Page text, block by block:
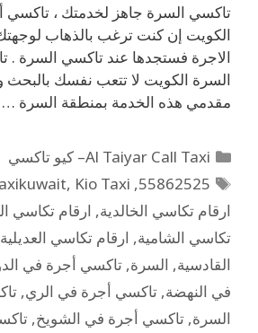
تاكسي السرة جاهز لخدمتك ، تاكسي
الكويت إن كنت ترغب بالذهاب
الاجرة فستجدها عند تاكسي السرة .
السرة الكويت لا تتعب نفسك بالبحث
مقدمي هذه الخدمة بمنطقة السرة …
Al Taiyar Call Taxi– كيو تاكسي
55862525
,
, Kio Taxi
ارقام تكاسي الخالدية, ارقام تكاسي
تكاسي الشامية, ارقام تكاسي العديلية
القادسية, السرة, تاكسي أجرة في
في النهضة, تاكسي أجرة في الري,
السرة, تاكسي أجرة في الشويخ,